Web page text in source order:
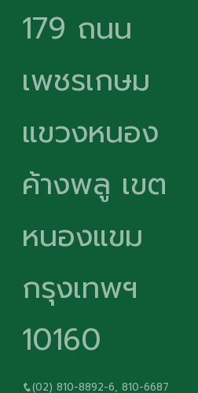
179 ถนน
เพชรเกษม
แขวงหนอง
ค้างพลู เขต
หนองแขม
กรุงเทพฯ
10160
(02) 810-8892-6, 810-6687